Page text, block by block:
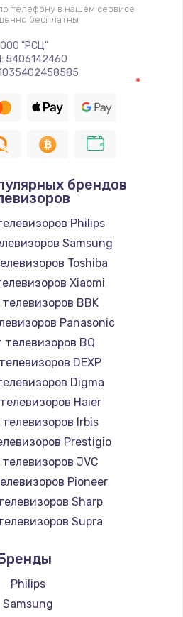
цепи питания, пайка
руб.
руб.
Wi-Fi модуля
руб.
картридера
NFC
1100 руб.
контроллера
руб.
руб.
Заказать
телефону в нашем сервисе
бесплатны
ООО "РСЦ"
5406142460
брендов
Philips
Samsung
Toshiba
Xiaomi
BBK
Panasonic
телевизоров BQ
DEXP
Digma
Haier
Irbis
Prestigio
JVC
Pioneer
Sharp
Supra
Hisense
Daewoo
Centek
Philips
Samsung